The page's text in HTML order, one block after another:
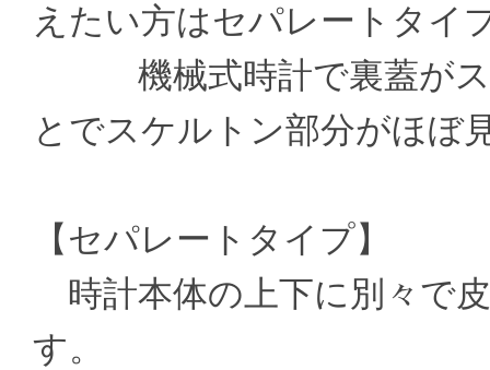
えたい方はセパレートタイ
機械式時計で裏蓋がス
とでスケルトン部分がほぼ
【セパレートタイプ】
時計本体の上下に別々で
す。